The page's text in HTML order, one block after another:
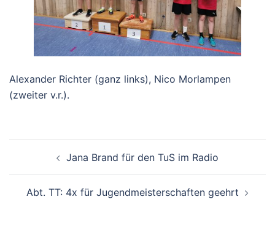
Alexander Richter (ganz links), Nico Morlampen
(zweiter v.r.).
Jana Brand für den TuS im Radio
Abt. TT: 4x für Jugendmeisterschaften geehrt